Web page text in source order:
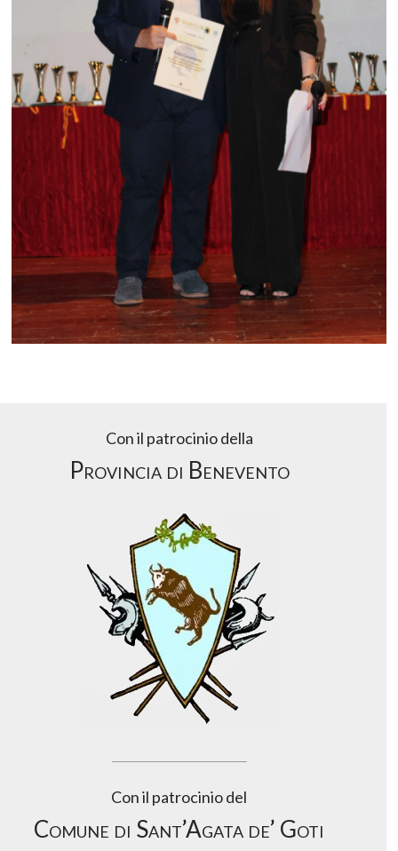
Con il patrocinio della
Provincia di Benevento
Con il patrocinio del
Comune di Sant’Agata de’ Goti